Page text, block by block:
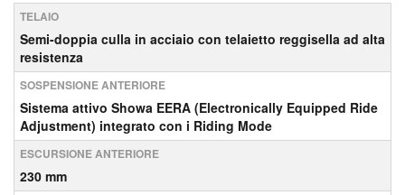
TELAIO
Semi-doppia culla in acciaio con telaietto reggisella ad alta
resistenza
SOSPENSIONE ANTERIORE
Sistema attivo Showa EERA (Electronically Equipped Ride
Adjustment) integrato con i Riding Mode
ESCURSIONE ANTERIORE
230 mm